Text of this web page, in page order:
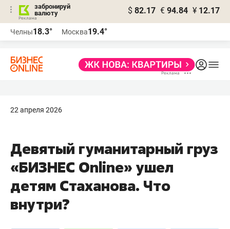
забронируй
валюту
$ 82.17 € 94.84 ¥ 12.17
Челны18.3° Москва19.4°
22 апреля 2026
Девятый гуманитарный груз
«БИЗНЕС Online» ушел
детям Стаханова. Что
внутри?